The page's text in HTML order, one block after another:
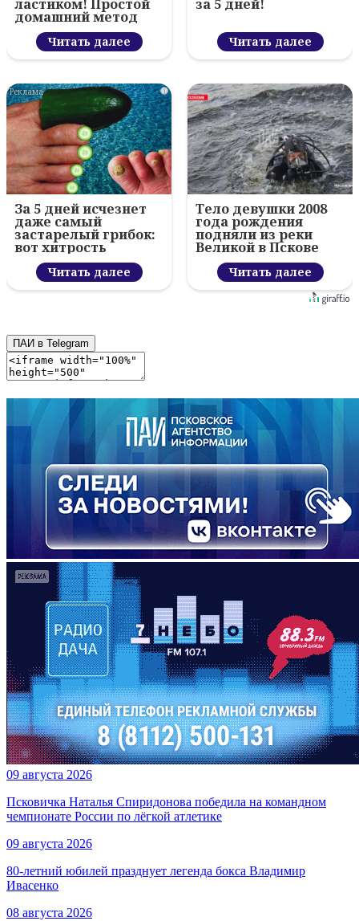
ластиком! Простой
домашний метод
Читать далее
за 5 дней!
Читать далее
i
За 5 дней исчезнет
даже самый
застарелый грибок:
вот хитрость
Читать далее
Тело девушки 2008
года рождения
подняли из реки
Великой в Пскове
Читать далее
ПАИ в Telegram
09 августа 2026
Псковичка Наталья Спиридонова победила на командном
чемпионате России по лёгкой атлетике
09 августа 2026
80-летний юбилей празднует легенда бокса Владимир
Ивасенко
08 августа 2026